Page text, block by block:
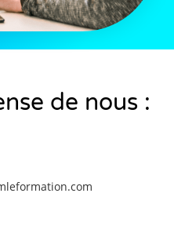
de nous :